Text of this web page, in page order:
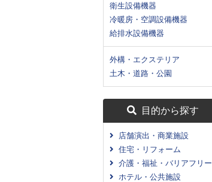
衛生設備機器
冷暖房・空調設備機器
給排水設備機器
外構・エクステリア
土木・道路・公園
目的から探す
店舗演出・商業施設
住宅・リフォーム
介護・福祉・バリアフリー
ホテル・公共施設